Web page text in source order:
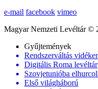
e-mail facebook vimeo
Magyar Nemzeti Levéltár ©
Gyűjtemények
Rendszerváltás
Digitális Roma levéltár
Szovjetunióba
Első világháború